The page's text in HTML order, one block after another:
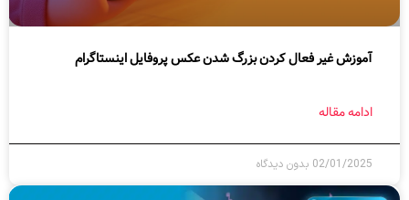
آموزش غیر فعال کردن بزرگ شدن عکس پروفایل اینستاگرام
ادامه مقاله
02/01/2025 بدون دیدگاه